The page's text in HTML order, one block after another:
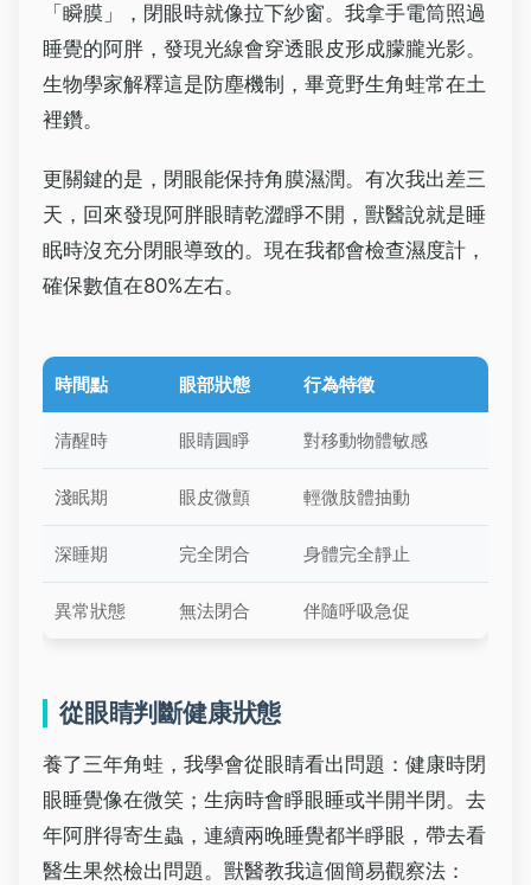
「瞬膜」，閉眼時就像拉下紗窗。我拿手電筒照過
睡覺的阿胖，發現光線會穿透眼皮形成朦朧光影。
生物學家解釋這是防塵機制，畢竟野生角蛙常在土
裡鑽。
更關鍵的是，閉眼能保持角膜濕潤。有次我出差三
天，回來發現阿胖眼睛乾澀睜不開，獸醫說就是睡
眠時沒充分閉眼導致的。現在我都會檢查濕度計，
確保數值在80%左右。
時間點 眼部狀態 行為特徵
清醒時 眼睛圓睜 對移動物體敏感
淺眠期 眼皮微顫 輕微肢體抽動
深睡期 完全閉合 身體完全靜止
異常狀態 無法閉合 伴隨呼吸急促
從眼睛判斷健康狀態
養了三年角蛙，我學會從眼睛看出問題：健康時閉
眼睡覺像在微笑；生病時會睜眼睡或半開半閉。去
年阿胖得寄生蟲，連續兩晚睡覺都半睜眼，帶去看
醫生果然檢出問題。獸醫教我這個簡易觀察法：